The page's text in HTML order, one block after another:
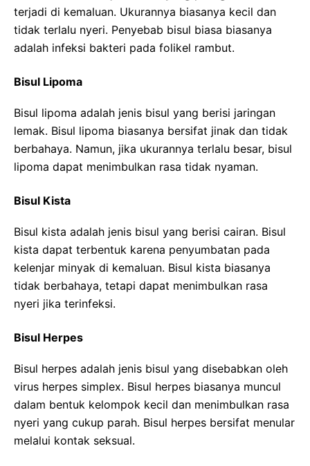
terjadi di kemaluan. Ukurannya biasanya kecil dan
tidak terlalu nyeri. Penyebab bisul biasa biasanya
adalah infeksi bakteri pada folikel rambut.
Bisul Lipoma
Bisul lipoma adalah jenis bisul yang berisi jaringan
lemak. Bisul lipoma biasanya bersifat jinak dan tidak
berbahaya. Namun, jika ukurannya terlalu besar, bisul
lipoma dapat menimbulkan rasa tidak nyaman.
Bisul Kista
Bisul kista adalah jenis bisul yang berisi cairan. Bisul
kista dapat terbentuk karena penyumbatan pada
kelenjar minyak di kemaluan. Bisul kista biasanya
tidak berbahaya, tetapi dapat menimbulkan rasa
nyeri jika terinfeksi.
Bisul Herpes
Bisul herpes adalah jenis bisul yang disebabkan oleh
virus herpes simplex. Bisul herpes biasanya muncul
dalam bentuk kelompok kecil dan menimbulkan rasa
nyeri yang cukup parah. Bisul herpes bersifat menular
melalui kontak seksual.